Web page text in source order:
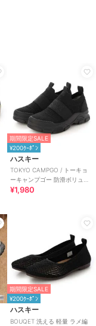
期間限定SALE
¥200ｸｰﾎﾟﾝ
ハスキー
TOKYO CAMPGO / トーキョ
ーキャンプゴー 防滑ボリュー
ムソール 防水スリッポンスニ
¥1,980
期間限定SALE
¥200ｸｰﾎﾟﾝ
ハスキー
BOUQET 洗える 軽量 ラメ編